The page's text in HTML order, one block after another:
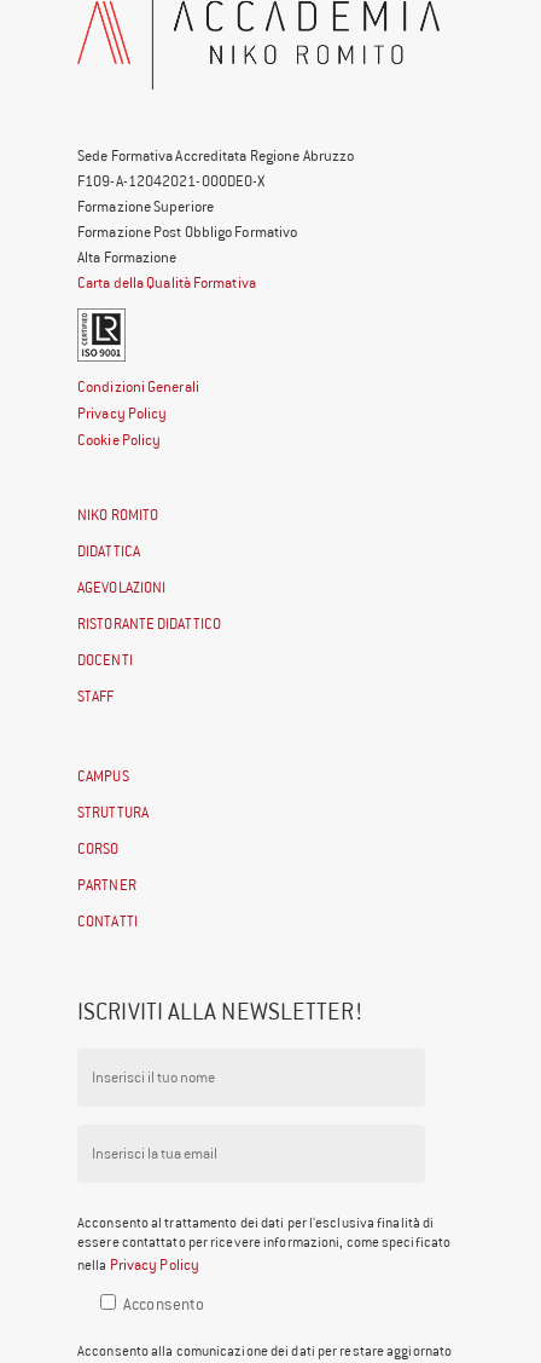
Sede Formativa Accreditata Regione Abruzzo
F109-A-12042021-000DE0-X
Formazione Superiore
Formazione Post Obbligo Formativo
Alta Formazione
Carta della Qualità Formativa
Condizioni Generali
Privacy Policy
Cookie Policy
NIKO ROMITO
DIDATTICA
AGEVOLAZIONI
RISTORANTE DIDATTICO
DOCENTI
STAFF
CAMPUS
STRUTTURA
CORSO
PARTNER
CONTATTI
ISCRIVITI ALLA NEWSLETTER!
Acconsento al trattamento dei dati per l'esclusiva finalità di
essere contattato per ricevere informazioni, come specificato
nella Privacy Policy
Acconsento
Acconsento alla comunicazione dei dati per restare aggiornato